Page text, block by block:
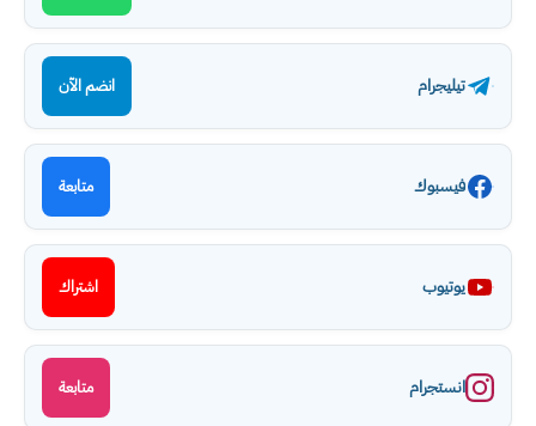
تيليجرام انضم الآن
فيسبوك متابعة
يوتيوب اشتراك
انستجرام متابعة